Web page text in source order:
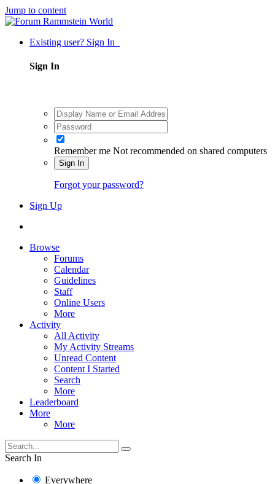
Jump to content
Existing user? Sign In
Sign In
Remember me Not recommended on shared computers
Sign In
Forgot your password?
Sign Up
Browse
Forums
Calendar
Guidelines
Staff
Online Users
More
Activity
All Activity
My Activity Streams
Unread Content
Content I Started
Search
More
Leaderboard
More
More
Search In
Everywhere